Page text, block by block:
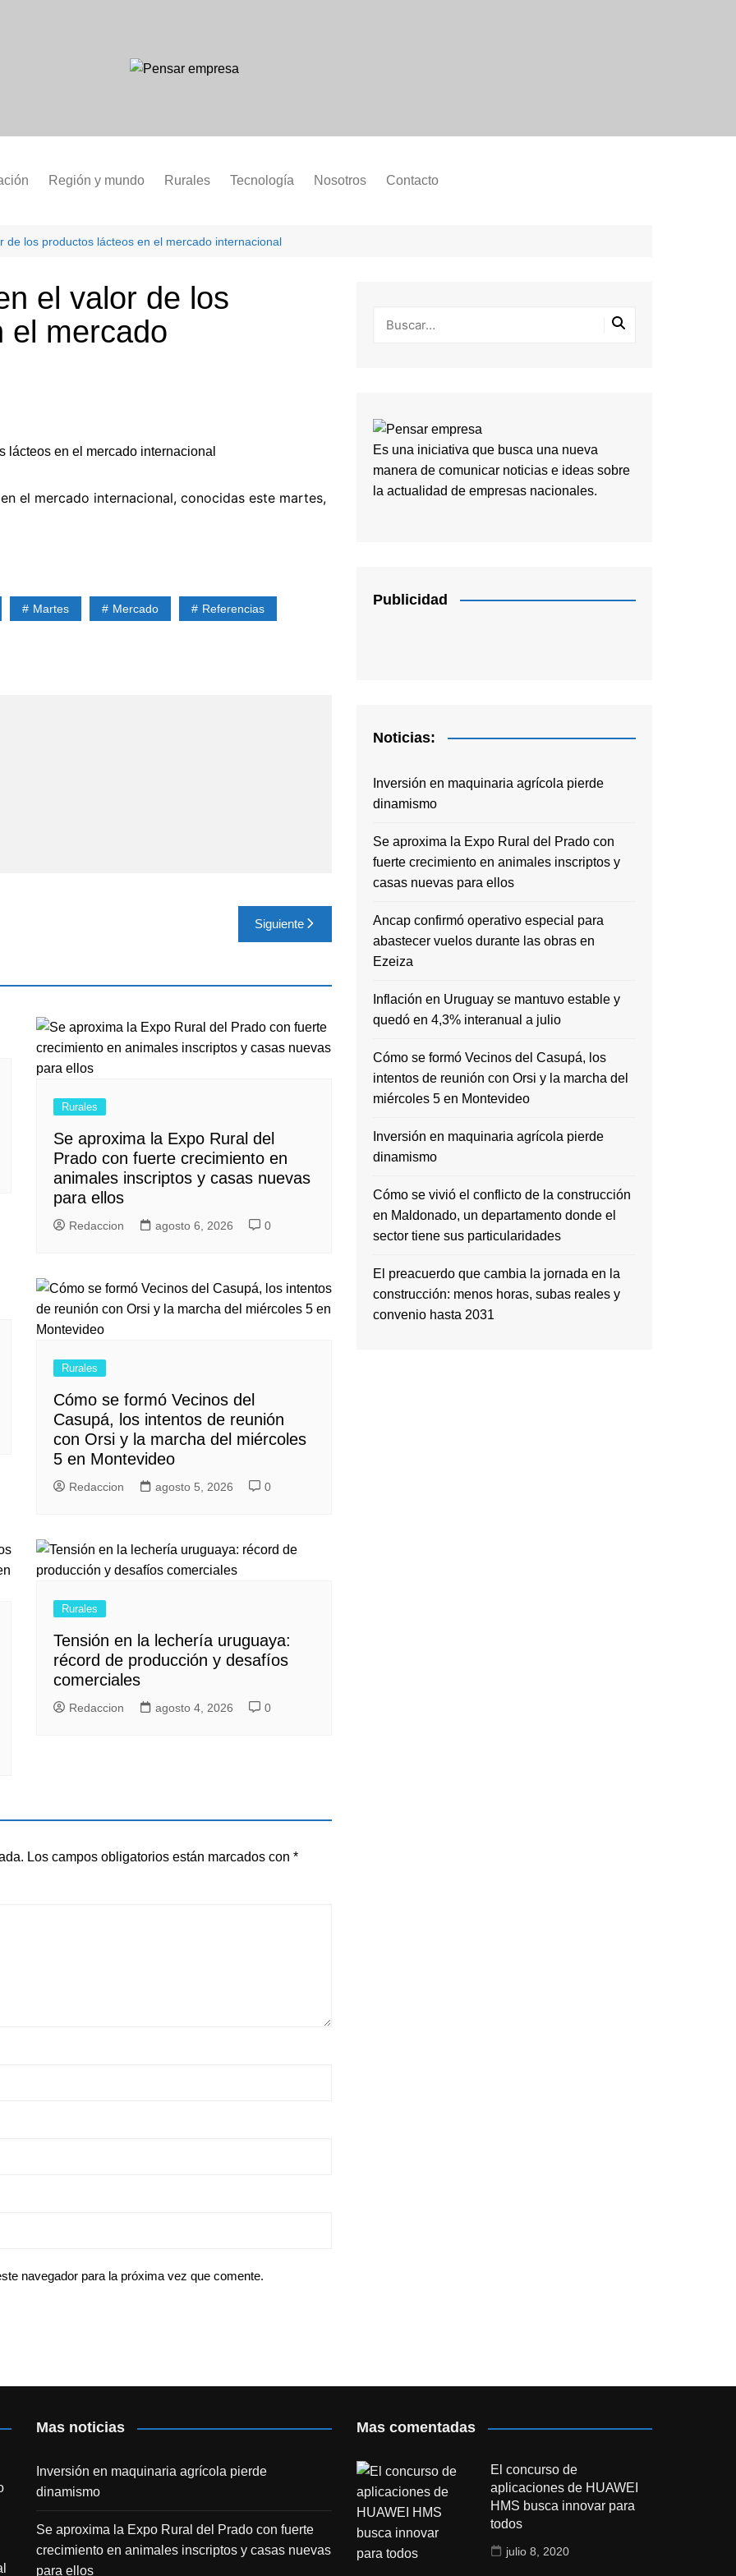
Región y mundo Rurales Tecnología Nosotros Contacto
de los productos lácteos en el mercado internacional
el valor de los
el mercado
el mercado internacional, conocidas este martes,
Martes Mercado Referencias
Siguiente
Rurales
Se aproxima la Expo Rural del
Prado con fuerte crecimiento en
animales inscriptos y casas nuevas
para ellos
Redaccion agosto 6, 2026 0
Rurales
Cómo se formó Vecinos del
Casupá, los intentos de reunión
con Orsi y la marcha del miércoles
5 en Montevideo
Redaccion agosto 5, 2026 0
Rurales
Tensión en la lechería uruguaya:
récord de producción y desafíos
comerciales
Redaccion agosto 4, 2026 0
Los campos obligatorios están marcados con *
navegador para la próxima vez que comente.
Es una iniciativa que busca una nueva
manera de comunicar noticias e ideas sobre
la actualidad de empresas nacionales.
Publicidad
Noticias:
Inversión en maquinaria agrícola pierde
dinamismo
Se aproxima la Expo Rural del Prado con
fuerte crecimiento en animales inscriptos y
casas nuevas para ellos
Ancap confirmó operativo especial para
abastecer vuelos durante las obras en
Ezeiza
Inflación en Uruguay se mantuvo estable y
quedó en 4,3% interanual a julio
Cómo se formó Vecinos del Casupá, los
intentos de reunión con Orsi y la marcha del
miércoles 5 en Montevideo
Inversión en maquinaria agrícola pierde
dinamismo
Cómo se vivió el conflicto de la construcción
en Maldonado, un departamento donde el
sector tiene sus particularidades
El preacuerdo que cambia la jornada en la
construcción: menos horas, subas reales y
convenio hasta 2031
Mas noticias
Inversión en maquinaria agrícola pierde
dinamismo
Se aproxima la Expo Rural del Prado con fuerte
crecimiento en animales inscriptos y casas nuevas
para ellos
Mas comentadas
El concurso de
aplicaciones de HUAWEI
HMS busca innovar para
todos
julio 8, 2020